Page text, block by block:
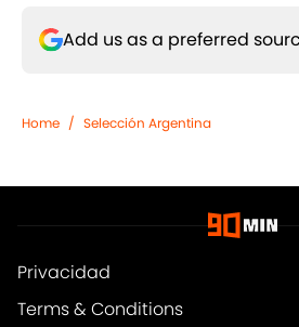
Add us as a preferred
Home / Selección Argentina
Privacidad
Terms & Conditions